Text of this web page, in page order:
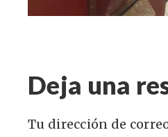
Deja una
Tu dirección de